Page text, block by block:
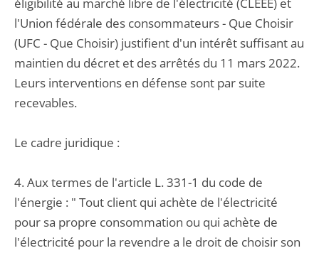
l'Union fédérale des consommateurs - Que Choisir
(UFC - Que Choisir) justifient d'un intérêt suffisant au
maintien du décret et des arrêtés du 11 mars 2022.
Leurs interventions en défense sont par suite
recevables.
Le cadre juridique :
4. Aux termes de l'article L. 331-1 du code de
l'énergie : " Tout client qui achète de l'électricité
pour sa propre consommation ou qui achète de
l'électricité pour la revendre a le droit de choisir son